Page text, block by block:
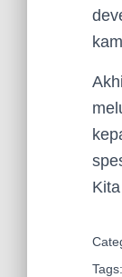
Tags: